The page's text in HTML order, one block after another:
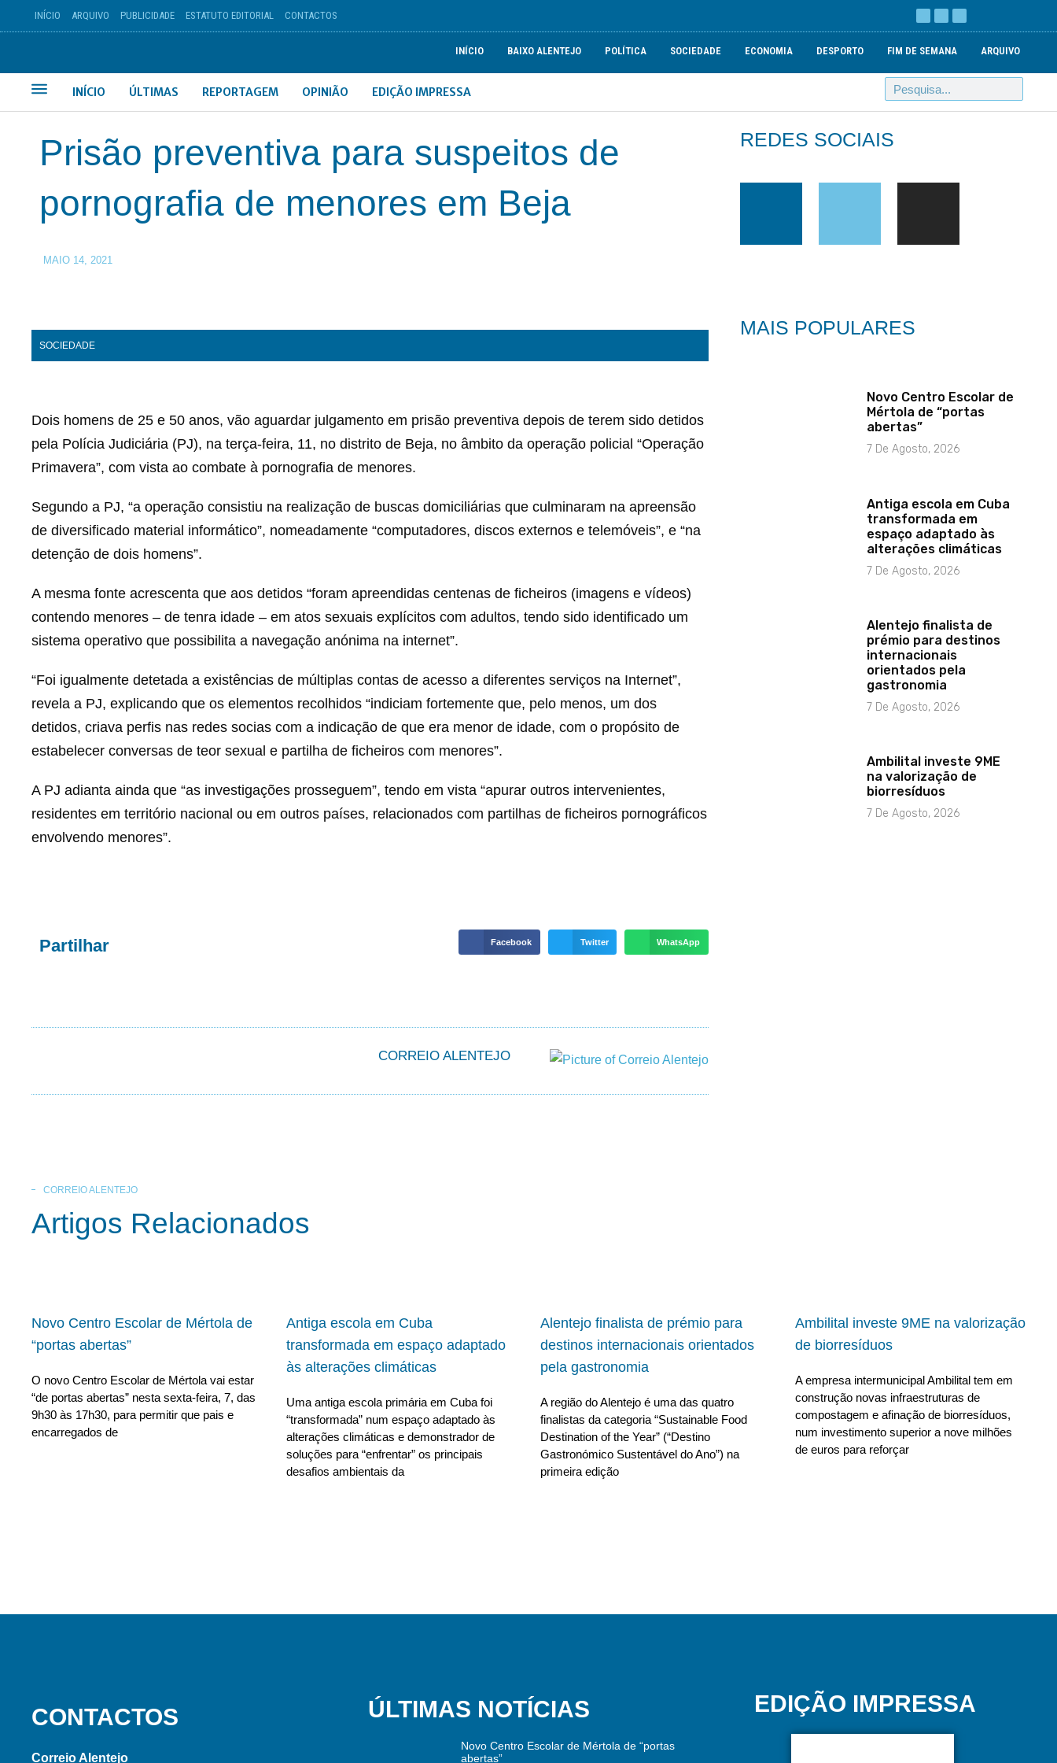
INÍCIO ARQUIVO PUBLICIDADE ESTATUTO EDITORIAL CONTACTOS
INÍCIO BAIXO ALENTEJO POLÍTICA SOCIEDADE ECONOMIA DESPORTO FIM DE SEMANA ARQUIVO
INÍCIO ÚLTIMAS REPORTAGEM OPINIÃO EDIÇÃO IMPRESSA
Prisão preventiva para suspeitos de
pornografia de menores em Beja
MAIO 14, 2021
SOCIEDADE
Dois homens de 25 e 50 anos, vão aguardar julgamento em prisão preventiva depois de terem sido detidos
pela Polícia Judiciária (PJ), na terça-feira, 11, no distrito de Beja, no âmbito da operação policial “Operação
Primavera”, com vista ao combate à pornografia de menores.
Segundo a PJ, “a operação consistiu na realização de buscas domiciliárias que culminaram na apreensão
de diversificado material informático”, nomeadamente “computadores, discos externos e telemóveis”, e “na
detenção de dois homens”.
A mesma fonte acrescenta que aos detidos “foram apreendidas centenas de ficheiros (imagens e vídeos)
contendo menores – de tenra idade – em atos sexuais explícitos com adultos, tendo sido identificado um
sistema operativo que possibilita a navegação anónima na internet”.
“Foi igualmente detetada a existências de múltiplas contas de acesso a diferentes serviços na Internet”,
revela a PJ, explicando que os elementos recolhidos “indiciam fortemente que, pelo menos, um dos
detidos, criava perfis nas redes socias com a indicação de que era menor de idade, com o propósito de
estabelecer conversas de teor sexual e partilha de ficheiros com menores”.
A PJ adianta ainda que “as investigações prosseguem”, tendo em vista “apurar outros intervenientes,
residentes em território nacional ou em outros países, relacionados com partilhas de ficheiros pornográficos
envolvendo menores”.
Partilhar Facebook Twitter WhatsApp
CORREIO ALENTEJO
REDES SOCIAIS
MAIS POPULARES
Novo Centro Escolar de
Mértola de “portas
abertas”
7 De Agosto, 2026
Antiga escola em Cuba
transformada em
espaço adaptado às
alterações climáticas
7 De Agosto, 2026
Alentejo finalista de
prémio para destinos
internacionais
orientados pela
gastronomia
7 De Agosto, 2026
Ambilital investe 9ME
na valorização de
biorresíduos
7 De Agosto, 2026
CORREIO ALENTEJO
Artigos Relacionados
Novo Centro Escolar de Mértola de
“portas abertas”
O novo Centro Escolar de Mértola vai estar
“de portas abertas” nesta sexta-feira, 7, das
9h30 às 17h30, para permitir que pais e
encarregados de
Antiga escola em Cuba
transformada em espaço adaptado
às alterações climáticas
Uma antiga escola primária em Cuba foi
“transformada” num espaço adaptado às
alterações climáticas e demonstrador de
soluções para “enfrentar” os principais
desafios ambientais da
Alentejo finalista de prémio para
destinos internacionais orientados
pela gastronomia
A região do Alentejo é uma das quatro
finalistas da categoria “Sustainable Food
Destination of the Year” (“Destino
Gastronómico Sustentável do Ano”) na
primeira edição
Ambilital investe 9ME na valorização
de biorresíduos
A empresa intermunicipal Ambilital tem em
construção novas infraestruturas de
compostagem e afinação de biorresíduos,
num investimento superior a nove milhões
de euros para reforçar
CONTACTOS
Correio Alentejo
ÚLTIMAS NOTÍCIAS
Novo Centro Escolar de Mértola de “portas
abertas”
EDIÇÃO IMPRESSA